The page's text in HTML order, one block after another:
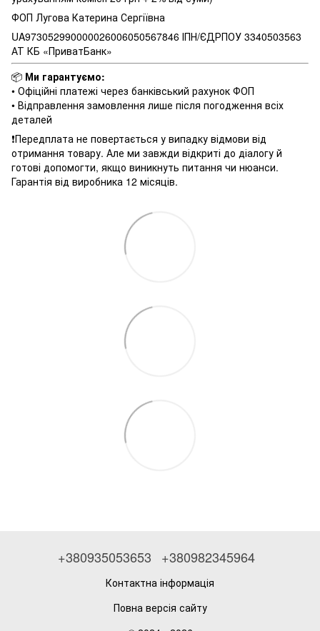
ФОП Лугова Катерина Сергіївна
UA973052990000026006050567846 ІПН/ЄДРПОУ 3340503563
АТ КБ «ПриватБанк»
📦 Ми гарантуємо:
• Офіційні платежі через банківський рахунок ФОП
• Відправлення замовлення лише після погодження всіх
деталей
❗️Передплата не повертається у випадку відмови від
отримання товару. Але ми завжди відкриті до діалогу й
готові допомогти, якщо виникнуть питання чи нюанси.
Гарантія від виробника 12 місяців.
+380935053653 +380982345964
Контактна інформація
Повна версія сайту